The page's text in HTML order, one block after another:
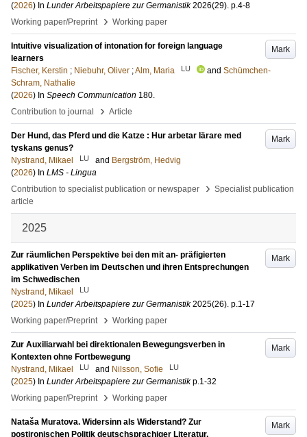
(2026) In Lunder Arbeitspapiere zur Germanistik 2026(29). p.4-8
Working paper/Preprint
› Working paper
Mark
Intuitive visualization of intonation for foreign language
learners
Fischer, Kerstin ; Niebuhr, Oliver ;Alm, Maria LU and Schümchen-
Schram, Nathalie
(2026) In Speech Communication 180.
Contribution to journal
› Article
Mark
Der Hund, das Pferd und die Katze : Hur arbetar lärare med
tyskans genus?
Nystrand, Mikael
LU and Bergström, Hedvig
(2026) In LMS - Lingua
Contribution to specialist publication or newspaper
› Specialist publication
article
2025
Mark
Zur räumlichen Perspektive bei den mit an- präfigierten
applikativen Verben im Deutschen und ihren Entsprechungen
im Schwedischen
Nystrand, Mikael
LU
(2025) In Lunder Arbeitspapiere zur Germanistik 2025(26). p.1-17
Working paper/Preprint
› Working paper
Mark
Zur Auxiliarwahl bei direktionalen Bewegungsverben in
Kontexten ohne Fortbewegung
Nystrand, Mikael
LU and Nilsson, Sofie LU
(2025) In Lunder Arbeitspapiere zur Germanistik p.1-32
Working paper/Preprint
› Working paper
Mark
Nataša Muratova. Widersinn als Widerstand? Zur
postironischen Politik deutschsprachiger Literatur.